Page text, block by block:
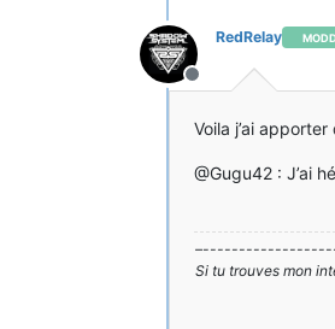
Hors-ligne
RedRelay
Voila j’ai
@Gugu42 : J’ai
Si tu trouves mon